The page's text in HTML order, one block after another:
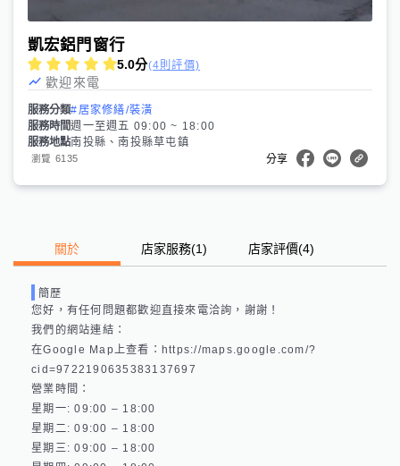
凱宏鋁門窗行
5.0分(4則評價)
歡迎來電
服務分類#居家修繕/裝潢
服務時間週一至週五 09:00 ~ 18:00
服務地點南投縣、南投縣草屯鎮
瀏覽 6135 分享
關於 店家服務(1) 店家評價(4)
簡歷
您好，有任何問題都歡迎直接來電洽詢，謝謝！
我們的網站連結：
在Google Map上查看：https://maps.google.com/?
cid=9722190635383137697
營業時間：
星期一: 09:00 – 18:00
星期二: 09:00 – 18:00
星期三: 09:00 – 18:00